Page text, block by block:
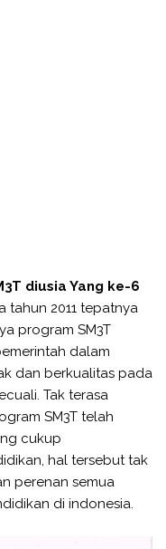
diusia Yang ke-6
tahun 2011 tepatnya
program SM3T
dalam
dan berkualitas pada
Tak terasa
SM3T telah
cukup
hal tersebut tak
perenan semua
di indonesia.